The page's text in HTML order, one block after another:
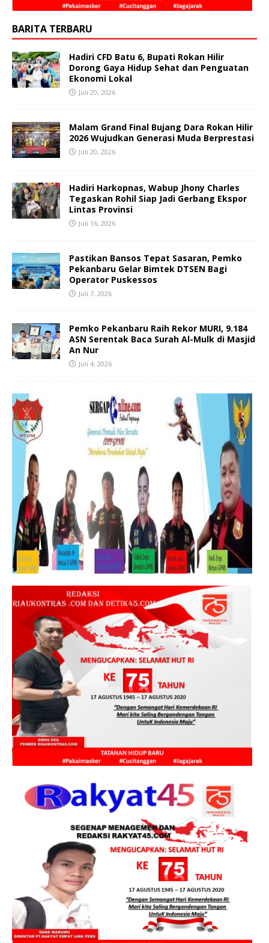
BARITA TERBARU
Hadiri CFD Batu 6, Bupati Rokan Hilir
Dorong Gaya Hidup Sehat dan Penguatan
Ekonomi Lokal
Juli 20, 2026
Malam Grand Final Bujang Dara Rokan Hilir
2026 Wujudkan Generasi Muda Berprestasi
Juli 20, 2026
Hadiri Harkopnas, Wabup Jhony Charles
Tegaskan Rohil Siap Jadi Gerbang Ekspor
Lintas Provinsi
Juli 16, 2026
Pastikan Bansos Tepat Sasaran, Pemko
Pekanbaru Gelar Bimtek DTSEN Bagi
Operator Puskessos
Juli 7, 2026
Pemko Pekanbaru Raih Rekor MURI, 9.184
ASN Serentak Baca Surah Al-Mulk di Masjid
An Nur
Juli 4, 2026